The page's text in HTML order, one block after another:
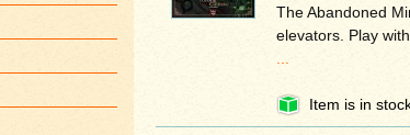
The Abandoned
elevators. Play
...
Item is in